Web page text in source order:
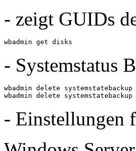
- zeigt GUIDs
wbadmin get disks
- Systemstatus
wbadmin delete
wbadmin delete
- Einstellungen